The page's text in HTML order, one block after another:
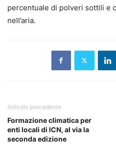
percentuale di polveri sottili e
nell’aria.
Articolo precedente
Formazione climatica per
enti locali di ICN, al via la
seconda edizione